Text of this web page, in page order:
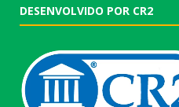
DESENVOLVIDO POR CR2